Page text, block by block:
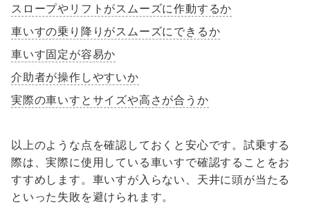
スロープやリフトがスムーズに作動するか
車いすの乗り降りがスムーズにできるか
車いす固定が容易か
介助者が操作しやすいか
実際の車いすとサイズや高さが合うか
以上のような点を確認しておくと安心です。試乗する
際は、実際に使用している車いすで確認することをお
すすめします。車いすが入らない、天井に頭が当たる
といった失敗を避けられます。